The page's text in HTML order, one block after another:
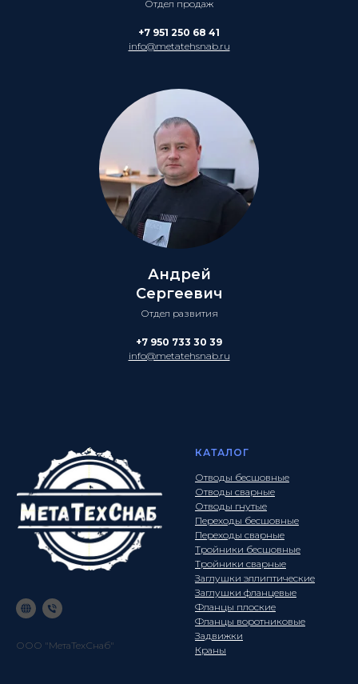
Отдел продаж
+7 951 250 68 41
info@metatehsnab.ru
Андрей
Сергеевич
Отдел развития
+7 950 733 30 39
info@metatehsnab.ru
ООО "МетаТехСнаб"
КАТАЛОГ
Отводы бесшовные
Отводы сварные
Отводы гнутые
Переходы бесшовные
Переходы сварные
Тройники бесшовные
Тройники сварные
Заглушки эллиптические
Заглушки фланцевые
Фланцы плоские
Фланцы воротниковые
Задвижки
Краны